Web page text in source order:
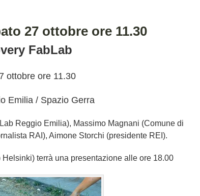
27 ottobre ore 11.30
FabLab
ottobre ore 11.30
Emilia / Spazio Gerra
Reggio Emilia), Massimo Magnani (Comune di
RAI), Aimone Storchi (presidente REI).
terrà una presentazione alle ore 18.00